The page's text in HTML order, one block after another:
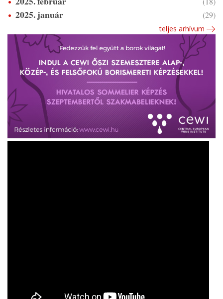
2025. január (29)
teljes arhívum